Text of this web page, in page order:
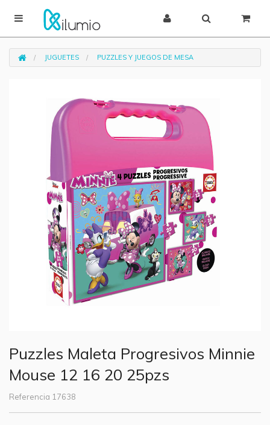
JUGUETES PUZZLES Y JUEGOS DE MESA
Puzzles Maleta Progresivos Minnie
Mouse 12 16 20 25pzs
Referencia 17638